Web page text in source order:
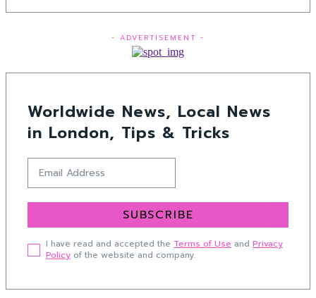
- ADVERTISEMENT -
Worldwide News, Local News
in London, Tips & Tricks
SUBSCRIBE
I have read and accepted the Terms of Use and Privacy
Policy of the website and company.